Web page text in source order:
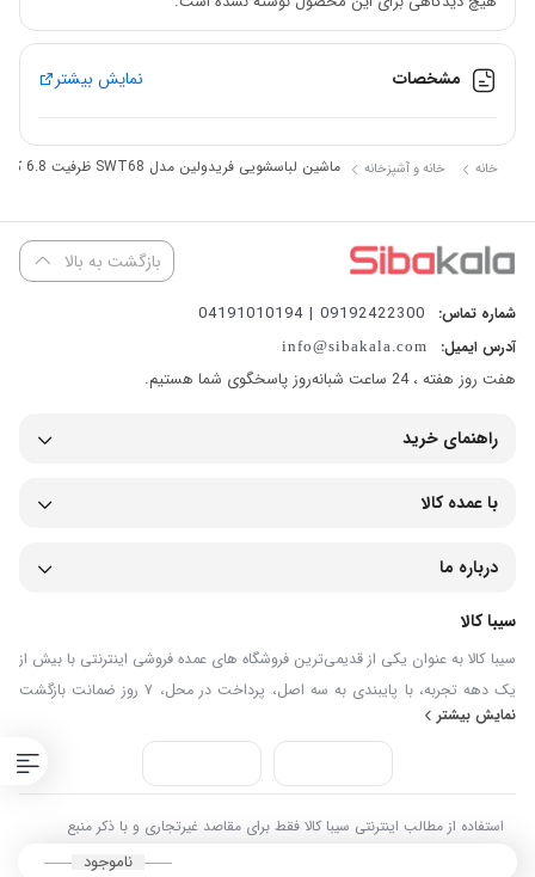
ناموجود
کند. پنل تنظیمات ماشین لباسشویی که در قسمت بالای آن قرار دارد،
علاوه‌بر تنظیم برنامه شست‌وشو در سه حالت مختلف، امکان تعیین زمان
شست‌وشو از 3 تا 15 دقیقه را به کاربر داده است. دکمه‌های تنظیمات این
دکمه پیچی جداگانه‌ای برای اعمال تنظیمات بخش خشک‌کن در نظر گرفته
در نظر داشته باشید که فریدولین، یک شرکت تولیدی صنعتی ایرانی است
که پیش از 35 سال سابقه دارد. فعالیت اصلی فریدولین، در زمینه‌ی تولید
مینی‌واش و ماشین‌های لباسشویی نیمه‌خودکار و خودکار در طراح‌ها و
مدل‌های متنوع است. از ویژگی‌های محصولات این شرکت می‌توان به
استفاده از فناوری روز در تولیدات، صرفه‌جویی در مصرف آب و مواد شوینده
و کاهش زمان شستشوی لباس‌ها اشاره کرد.
مشخصات نمایش بیشتر
خانه خانه و آشپزخانه ماشین لباسشویی فریدولین مدل SWT68 ظرفیت 6.8 کیلوگرم
بازگشت به بالا
شماره تماس: 09192422300 | 04191010194
آدرس ایمیل: info@sibakala.com
هفت روز هفته ، 24 ساعت شبانه‌روز پاسخگوی شما هستیم.
راهنمای خرید
با عمده کالا
درباره ما
سیبا کالا
سیبا کالا به عنوان یکی از قدیمی‌ترین فروشگاه های عمده فروشی اینترنتی با بیش از
یک دهه تجربه، با پایبندی به سه اصل، پرداخت در محل، ۷ روز ضمانت بازگشت
کالا و تضمین اصل‌بودن کالا موفق شده تا همگام با فروشگاه‌های معتبر جهان، به
بزرگ‌ترین فروشگاه اینترنتی ایران تبدیل شود. به محض ورود به سایت سیبا کالا با
دنیایی از کالا رو به رو می‌شوید! هر آنچه که نیاز دارید و به ذهن شما خطور می‌کند
نمایش بیشتر
استفاده از مطالب اینترنتی سیبا کالا فقط برای مقاصد غیرتجاری و با ذکر منبع